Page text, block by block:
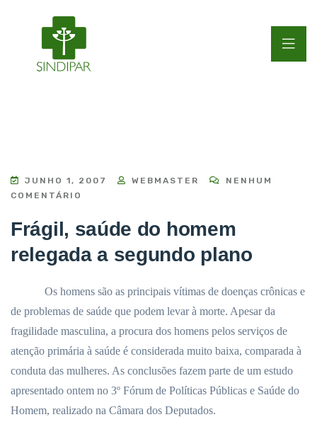
JUNHO 1, 2007 WEBMASTER
NENHUM
COMENTÁRIO
Frágil, saúde do homem
relegada a segundo plano
Os homens são as principais vítimas de doenças crônicas e
de problemas de saúde que podem levar à morte. Apesar da
fragilidade masculina, a procura dos homens pelos serviços de
atenção primária à saúde é considerada muito baixa, comparada à
conduta das mulheres. As conclusões fazem parte de um estudo
apresentado ontem no 3º Fórum de Políticas Públicas e Saúde do
Homem, realizado na Câmara dos Deputados.